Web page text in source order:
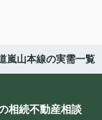
嵐山本線の実需一覧
相続不動産相談